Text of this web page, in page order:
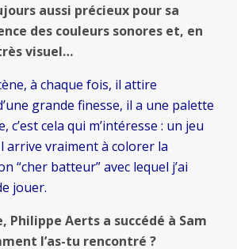
aussi précieux pour sa
des couleurs sonores et, en
visuel…
à chaque fois, il attire
grande finesse, il a une palette
c’est cela qui m’intéresse : un jeu
arrive vraiment à colorer la
“cher batteur” avec lequel j’ai
jouer.
Philippe Aerts a succédé à Sam
l’as-tu rencontré ?